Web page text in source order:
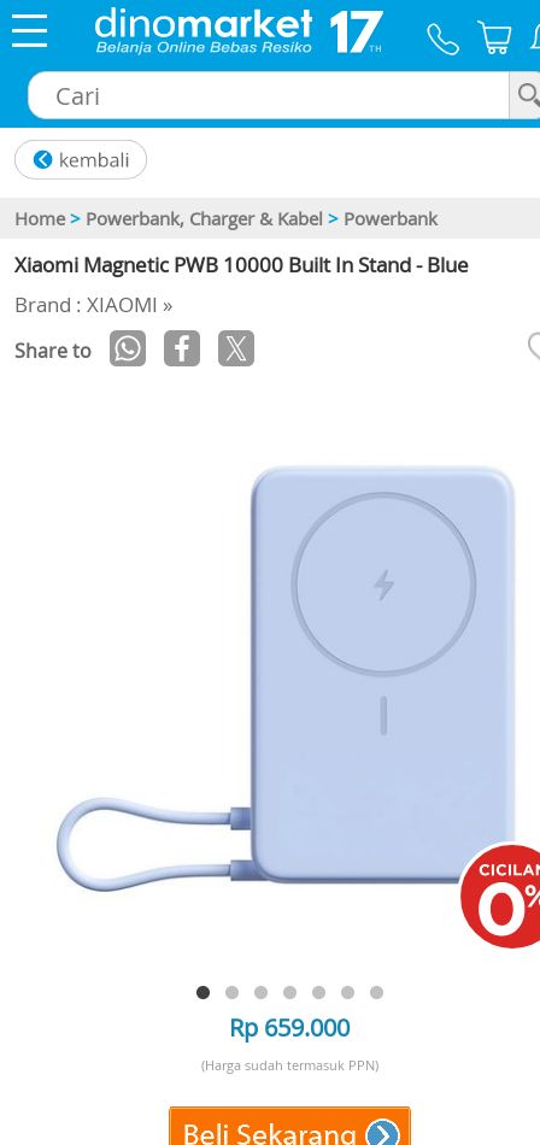
Home > Powerbank, Charger & Kabel > Powerbank
Xiaomi Magnetic PWB 10000 Built In Stand - Blue
Brand : XIAOMI »
Share to
Rp 659.000
(Harga sudah termasuk PPN)